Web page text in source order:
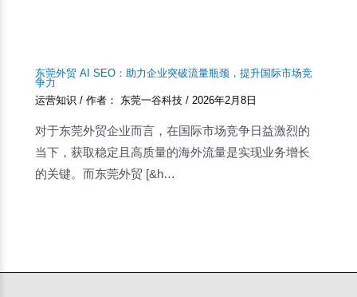
东莞外贸 AI SEO：助力企业突破流量瓶颈，提升国际市场竞
争力
运营知识 / 作者： 东莞一谷科技/2026年2月8日
对于东莞外贸企业而言，在国际市场竞争日益激烈的
当下，获取稳定且高质量的海外流量是实现业务增长
的关键。而东莞外贸 [&h…